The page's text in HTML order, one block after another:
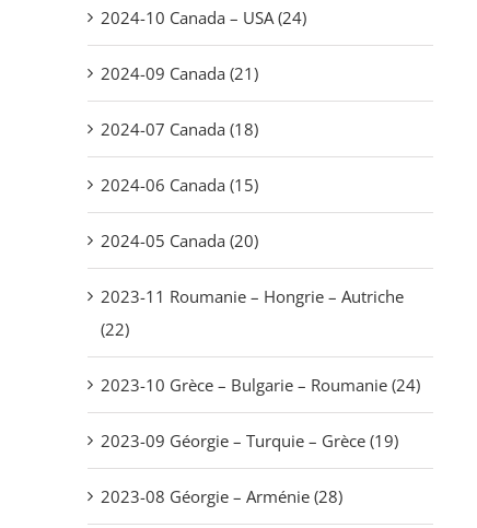
2024-10 Canada – USA (24)
2024-09 Canada (21)
2024-07 Canada (18)
2024-06 Canada (15)
2024-05 Canada (20)
2023-11 Roumanie – Hongrie – Autriche
(22)
2023-10 Grèce – Bulgarie – Roumanie (24)
2023-09 Géorgie – Turquie – Grèce (19)
2023-08 Géorgie – Arménie (28)